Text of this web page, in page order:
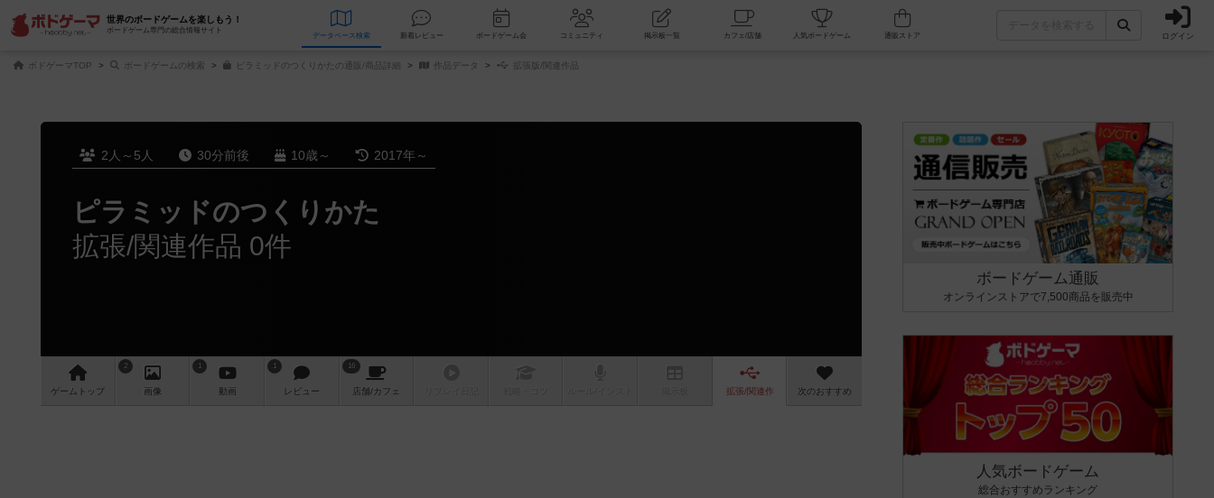
世界のボードゲームを楽しもう！
ボードゲーム専門の総合情報サイト
データベース 検索 新着レビュー ボードゲーム会 コミュニティ 掲示板一覧 カフェ/店舗 人気ボードゲーム ログイン
ボドゲーマTOP ボードゲームの検索 ピラミッドのつくりかたの通販/商品詳細 作品データ 拡張版/関連作品
2人～5人 30分前後 10歳～ 2017年～
ピラミッドのつくりかた
拡張/関連作品 0件
ゲーム トップ
2
画像
1
動画
1
レビュー
16
店舗/カフェ 拡張/関連作 次のおすすめ
ボードゲーム通販
オンラインストアで7,500商品を販売中
人気ボードゲーム
総合おすすめランキング